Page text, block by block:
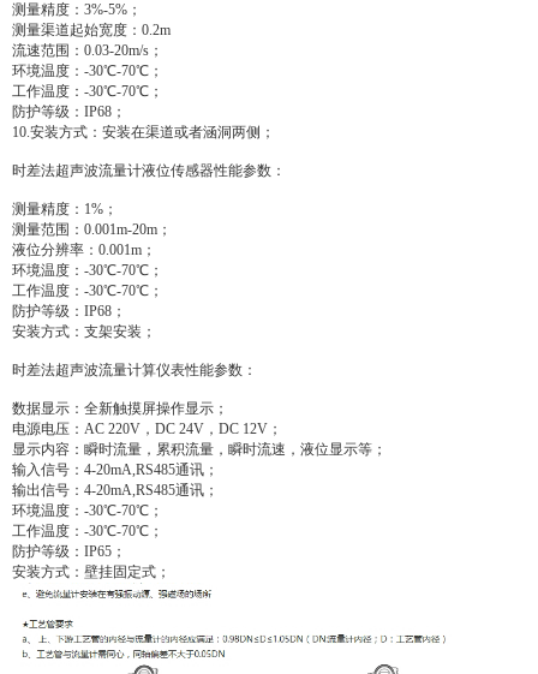
测量精度：3%-5%；
测量渠道起始宽度：0.2m
流速范围：0.03-20m/s；
环境温度：-30℃-70℃；
工作温度：-30℃-70℃；
防护等级：IP68；
10.安装方式：安装在渠道或者涵洞两侧；
时差法超声波流量计液位传感器性能参数：
测量精度：1%；
测量范围：0.001m-20m；
液位分辨率：0.001m；
环境温度：-30℃-70℃；
工作温度：-30℃-70℃；
防护等级：IP68；
安装方式：支架安装；
时差法超声波流量计算仪表性能参数：
数据显示：全新触摸屏操作显示；
电源电压：AC 220V，DC 24V，DC 12V；
显示内容：瞬时流量，累积流量，瞬时流速，液位显示等；
输入信号：4-20mA,RS485通讯；
输出信号：4-20mA,RS485通讯；
环境温度：-30℃-70℃；
工作温度：-30℃-70℃；
防护等级：IP65；
安装方式：壁挂固定式；